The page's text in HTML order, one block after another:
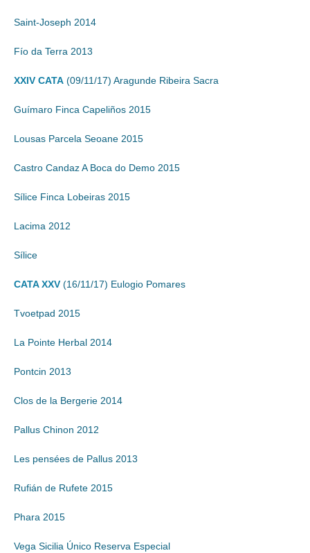
Saint-Joseph 2014
Fío da Terra 2013
XXIV CATA (09/11/17) Aragunde Ribeira Sacra
Guímaro Finca Capeliños 2015
Lousas Parcela Seoane 2015
Castro Candaz A Boca do Demo 2015
Sílice Finca Lobeiras 2015
Lacima 2012
Sílice
CATA XXV (16/11/17) Eulogio Pomares
Tvoetpad 2015
La Pointe Herbal 2014
Pontcin 2013
Clos de la Bergerie 2014
Pallus Chinon 2012
Les pensées de Pallus 2013
Rufián de Rufete 2015
Phara 2015
Vega Sicilia Único Reserva Especial